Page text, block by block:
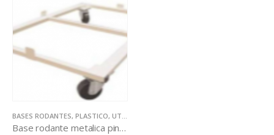
BASES RODANTES, PLASTICO, UTILLAJE
Base rodante metalica pintada